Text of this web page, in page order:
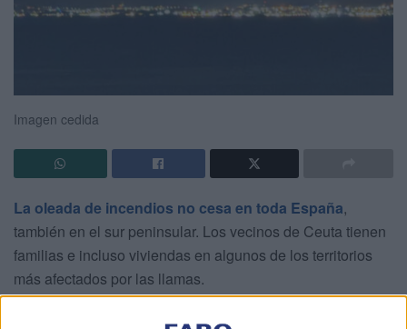
Imagen cedida
La oleada de incendios no cesa en toda España,
también en el sur peninsular. Los vecinos de Ceuta tienen
familias e incluso viviendas en algunos de los territorios
más afectados por las llamas.